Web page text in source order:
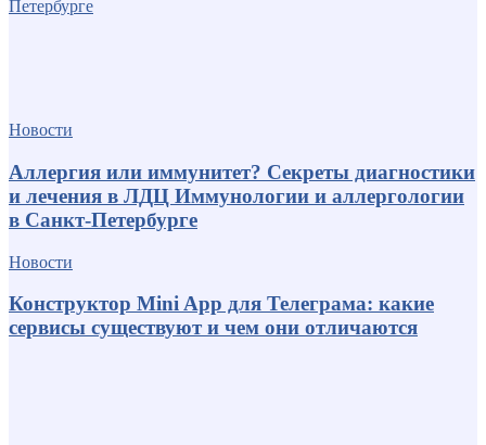
Новости
Аллергия или иммунитет? Секреты диагностики
и лечения в ЛДЦ Иммунологии и аллергологии
в Санкт-Петербурге
Новости
Конструктор Mini App для Телеграма: какие
сервисы существуют и чем они отличаются